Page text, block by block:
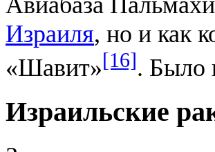
Израиля, но и как
«Шавит»[16]. Было
Израильские